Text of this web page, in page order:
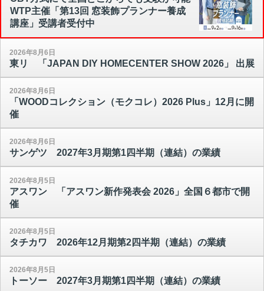
WTP主催「第13回 窓装飾プランナー養成
講座」受講者受付中
2026年8月6日
東リ 「JAPAN DIY HOMECENTER SHOW 2026」 出展
2026年8月6日
「WOODコレクション（モクコレ）2026 Plus」12月に開
催
2026年8月6日
サンゲツ 2027年3月期第1四半期（連結）の業績
2026年8月5日
アスワン 「アスワン新作発表会 2026」全国６都市で開
催
2026年8月5日
タチカワ 2026年12月期第2四半期（連結）の業績
2026年8月5日
トーソー 2027年3月期第1四半期（連結）の業績